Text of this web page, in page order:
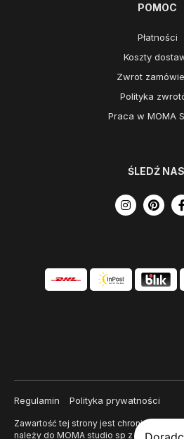
POMOC
Płatności
Koszty
Zwrot
Polityka
Praca w MOMA
ŚLEDŹ
Regulamin Polityka prywatności
Zawartość tej strony jest chroniona
należy do MOMA studio sp z o. o.